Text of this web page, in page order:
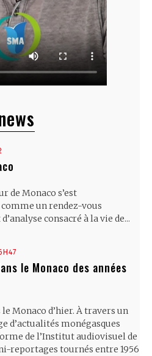
de Monaco s’est
un rendez-vous
consacré à la vie de...
le Monaco des années
Monaco d’hier. À travers un
d’actualités monégasques
de l’Institut audiovisuel de
reportages tournés entre 1956